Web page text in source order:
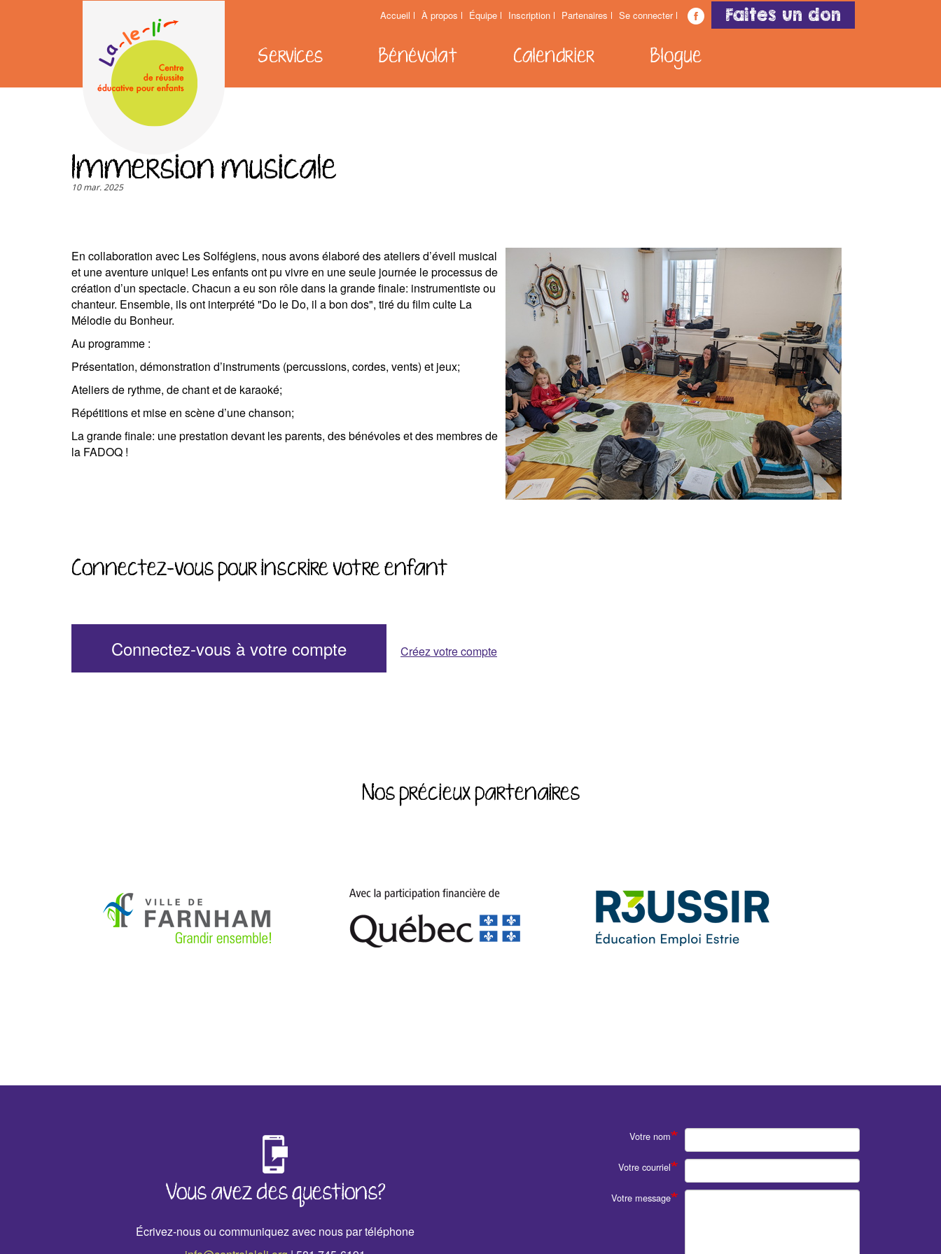
Services Bénévolat Calendrier Blogue
User
account
menu
Accueil À propos Équipe Inscription Partenaires Se connecter Faites un don
Immersion musicale
10 mar. 2025
En collaboration avec Les Solfégiens, nous avons élaboré des ateliers d’éveil musical
et une aventure unique! Les enfants ont pu vivre en une seule journée le processus de
création d’un spectacle. Chacun a eu son rôle dans la grande finale: instrumentiste ou
chanteur. Ensemble, ils ont interprété "Do le Do, il a bon dos", tiré du film culte La
Mélodie du Bonheur.
Au programme :
Présentation, démonstration d’instruments (percussions, cordes, vents) et jeux;
Ateliers de rythme, de chant et de karaoké;
Répétitions et mise en scène d’une chanson;
La grande finale: une prestation devant les parents, des bénévoles et des membres de
la FADOQ !
Connectez-vous pour inscrire votre enfant
Connectez-vous à votre compte Créez votre compte
Nos précieux partenaires
Vous avez des questions?
Écrivez-nous ou communiquez avec nous par téléphone
Votre nom
Votre courriel
Votre message